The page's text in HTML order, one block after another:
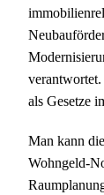
als Gesetze
Man kann
Wohngeld-